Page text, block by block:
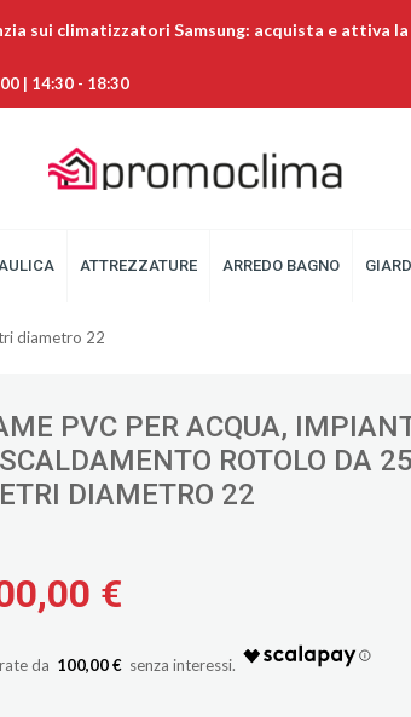
sui climatizzatori Samsung: acquista e attiva
| 14:30 - 18:30
ATTREZZATURE ARREDO BAGNO
diametro 22
PVC PER ACQUA,
ROTOLO DA 25
DIAMETRO 22
€
100,00 €